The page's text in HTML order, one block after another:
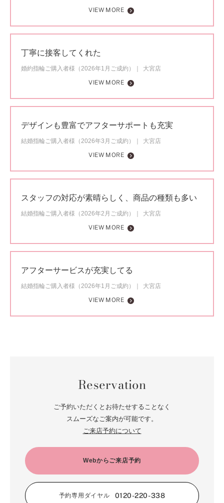
VIEW MORE
丁寧に接客してくれた
婚約指輪ご購入者様（2026年1月ご成約）
大宮店
VIEW MORE
デザインも豊富でアフターサポートも充実
結婚指輪ご購入者様（2026年3月ご成約）
大宮店
VIEW MORE
スタッフの対応が素晴らしく、商品の種類も多い
結婚指輪ご購入者様（2026年2月ご成約）
大宮店
VIEW MORE
アフターサービスが充実してる
結婚指輪ご購入者様（2026年1月ご成約）
大宮店
VIEW MORE
Reservation
ご予約いただくとお待たせすることなく
スムーズなご案内が可能です。
ご来店予約について
Webからご来店予約
予約専用ダイヤル 0120-220-338